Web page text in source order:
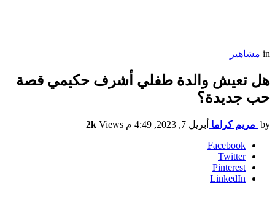
in مشاهير
هل تعيش والدة طفلي أشرف حكيمي قصة
حب جديدة؟
by مريم كراما أبريل 7, 2023, 4:49 م 2k Views
Facebook
Twitter
Pinterest
LinkedIn